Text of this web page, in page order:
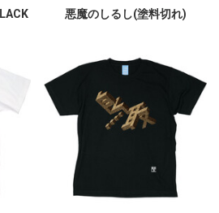
悪魔のしるし(塗料切れ)